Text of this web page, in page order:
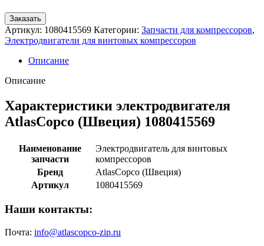
Заказать
Артикул: 1080415569 Категории: Запчасти для компрессоров,
Электродвигатели для винтовых компрессоров
Описание
Описание
Характеристики электродвигателя
AtlasCopco (Швеция) 1080415569
Наименование
запчасти
Электродвигатель для винтовых
компрессоров
Бренд
AtlasCopco (Швеция)
Артикул
1080415569
Наши контакты:
Почта: info@atlascopco-zip.ru